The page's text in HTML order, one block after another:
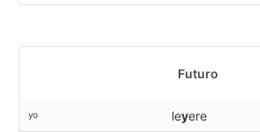
Futuro
yo leyere